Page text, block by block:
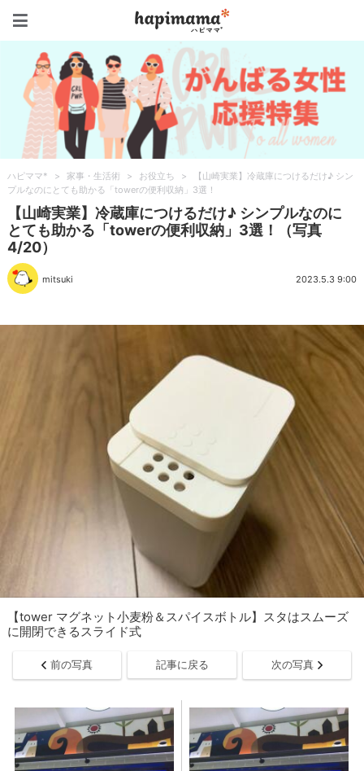
ハピママ* > 家事・生活術 > お役立ち >
【山崎実業】冷蔵庫につけるだけ♪ シン
プルなのにとても助かる「towerの便利収納」3選！
【山崎実業】冷蔵庫につけるだけ♪ シンプルなのに
とても助かる「towerの便利収納」3選！（写真
4/20）
mitsuki 2023.5.3 9:00
【tower マグネット小麦粉＆スパイスボトル】スタはスムーズ
に開閉できるスライド式
前の写真 記事に戻る 次の写真